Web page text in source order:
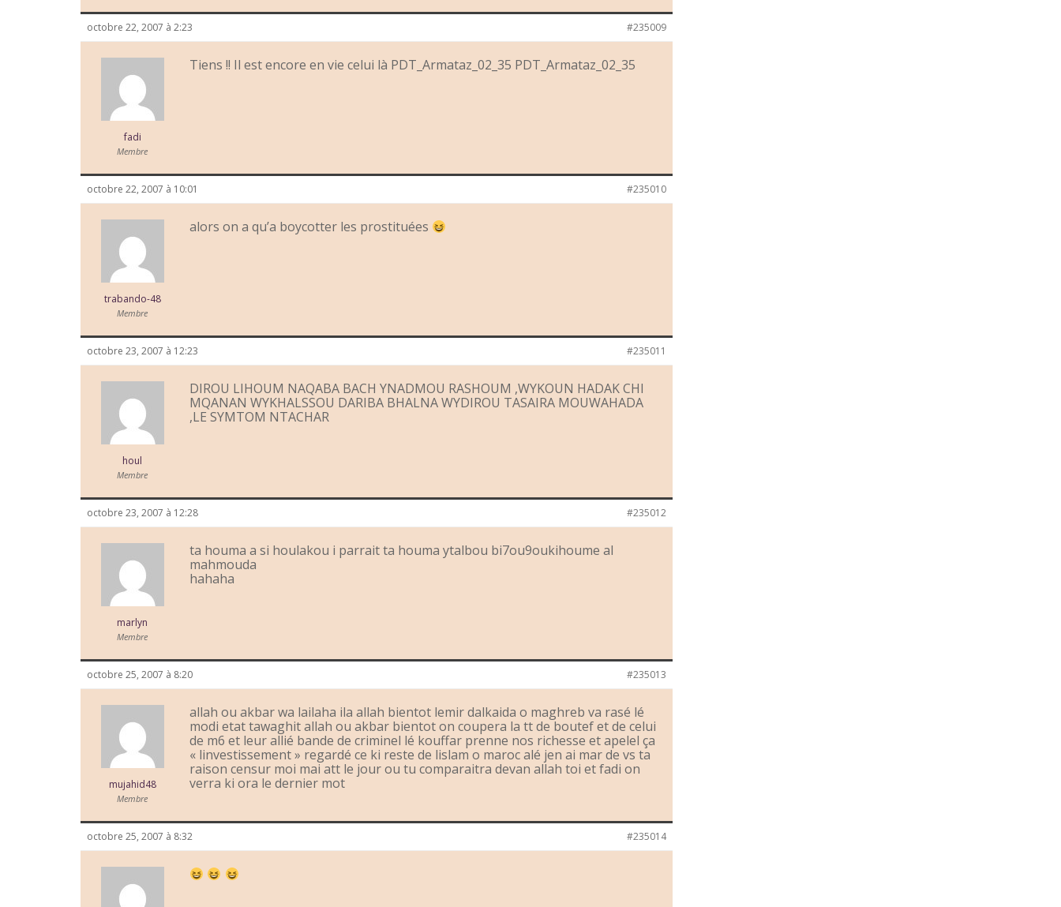
octobre 22, 2007 à 2:23 #235009
fadi
Membre
Tiens !! Il est encore en vie celui là PDT_Armataz_02_35 PDT_Armataz_02_35
octobre 22, 2007 à 10:01 #235010
trabando-48
Membre
alors on a qu’a boycotter les prostituées
octobre 23, 2007 à 12:23 #235011
houl
Membre
DIROU LIHOUM NAQABA BACH YNADMOU RASHOUM ,WYKOUN HADAK CHI
MQANAN WYKHALSSOU DARIBA BHALNA WYDIROU TASAIRA MOUWAHADA
,LE SYMTOM NTACHAR
octobre 23, 2007 à 12:28 #235012
marlyn
Membre
ta houma a si houlakou i parrait ta houma ytalbou bi7ou9oukihoume al
mahmouda
hahaha
octobre 25, 2007 à 8:20 #235013
mujahid48
Membre
allah ou akbar wa lailaha ila allah bientot lemir dalkaida o maghreb va rasé lé
modi etat tawaghit allah ou akbar bientot on coupera la tt de boutef et de celui
de m6 et leur allié bande de criminel lé kouffar prenne nos richesse et apelel ça
« linvestissement » regardé ce ki reste de lislam o maroc alé jen ai mar de vs ta
raison censur moi mai att le jour ou tu comparaitra devan allah toi et fadi on
verra ki ora le dernier mot
octobre 25, 2007 à 8:32 #235014